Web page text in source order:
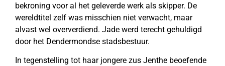
bekroning voor al het geleverde werk als skipper. De
wereldtitel zelf was misschien niet verwacht, maar
alvast wel oververdiend. Jade werd terecht gehuldigd
door het Dendermondse stadsbestuur.
In tegenstelling tot haar jongere zus Jenthe beoefende